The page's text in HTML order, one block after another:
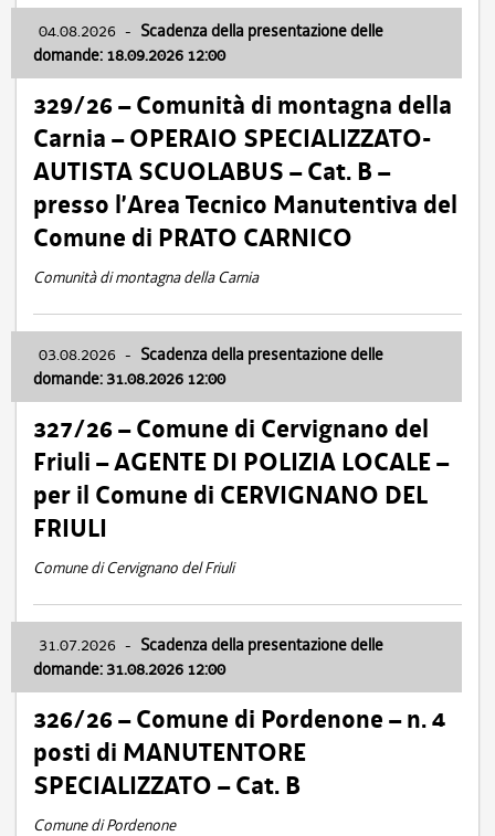
04.08.2026 - Scadenza della presentazione delle
domande: 18.09.2026 12:00
329/26 – Comunità di montagna della
Carnia – OPERAIO SPECIALIZZATO-
AUTISTA SCUOLABUS – Cat. B –
presso l’Area Tecnico Manutentiva del
Comune di PRATO CARNICO
Comunità di montagna della Carnia
03.08.2026 - Scadenza della presentazione delle
domande: 31.08.2026 12:00
327/26 – Comune di Cervignano del
Friuli – AGENTE DI POLIZIA LOCALE –
per il Comune di CERVIGNANO DEL
FRIULI
Comune di Cervignano del Friuli
31.07.2026 - Scadenza della presentazione delle
domande: 31.08.2026 12:00
326/26 – Comune di Pordenone – n. 4
posti di MANUTENTORE
SPECIALIZZATO – Cat. B
Comune di Pordenone